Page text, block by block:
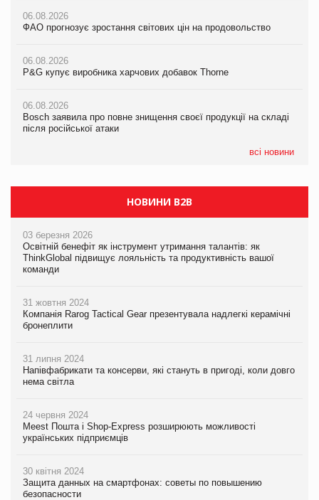
06.08.2026
ФАО прогнозує зростання світових цін на продовольство
06.08.2026
P&G купує виробника харчових добавок Thorne
06.08.2026
Bosch заявила про повне знищення своєї продукції на складі
після російської атаки
всі новини
06.08.2026
ФАО прогнозує зростання світових цін на продовольство
06.08.2026
P&G купує виробника харчових добавок Thorne
06.08.2026
Bosch заявила про повне знищення своєї продукції на складі
після російської атаки
06.08.2026
ФАО прогнозує зростання світових цін на продовольство
06.08.2026
P&G купує виробника харчових добавок Thorne
06.08.2026
Bosch заявила про повне знищення своєї продукції на складі
після російської атаки
НОВИНИ B2B
03 березня 2026
Освітній бенефіт як інструмент утримання талантів: як
ThinkGlobal підвищує лояльність та продуктивність вашої
команди
31 жовтня 2024
Компанія Rarog Tactical Gear презентувала надлегкі керамічні
бронеплити
31 липня 2024
Напівфабрикати та консерви, які стануть в пригоді, коли довго
нема світла
24 червня 2024
Meest Пошта і Shop-Express розширюють можливості
українських підприємців
30 квітня 2024
Защита данных на смартфонах: советы по повышению
безопасности